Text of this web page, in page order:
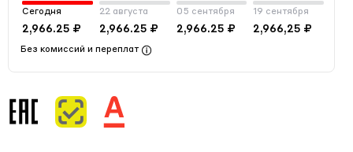
Сегодня
2,966.25 ₽
22 августа
2,966.25 ₽
05 сентября
2,966.25 ₽
19 сентября
2,966,25 ₽
Без комиссий и переплат